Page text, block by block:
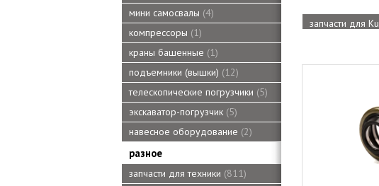
мини самосвалы 4
компрессоры
1
краны башенные
1
подъемники (вышки)
12
телескопические погрузчики 5
экскаватор-погрузчик 5
навесное оборудование 2
разное
запчасти для техники 811
запчасти для